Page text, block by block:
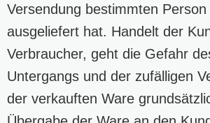
Versendung bestimmten
ausgeliefert hat. Handelt der
Verbraucher, geht die Gefahr
Untergangs und der zufälligen
der verkauften Ware